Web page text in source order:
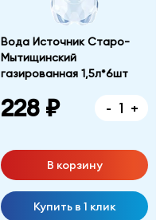
Вода Источник Старо-
Мытищинский
газированная 1,5л*6шт
228 ₽ - +
В корзину
Купить в 1 клик